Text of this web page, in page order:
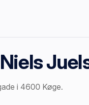
i 4600 Køge.